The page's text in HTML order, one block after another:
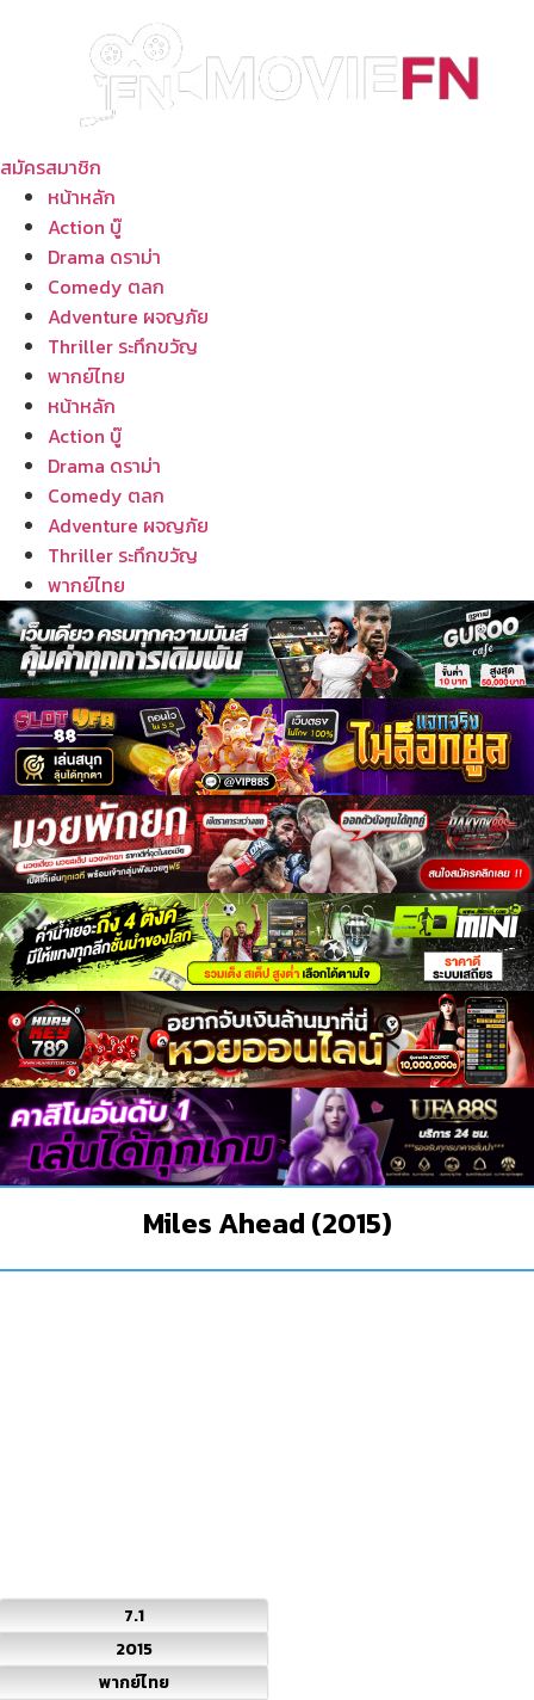
สมัครสมาชิก
หน้าหลัก
Action บู๊
Drama ดราม่า
Comedy ตลก
Adventure ผจญภัย
Thriller ระทึกขวัญ
พากย์ไทย
หน้าหลัก
Action บู๊
Drama ดราม่า
Comedy ตลก
Adventure ผจญภัย
Thriller ระทึกขวัญ
พากย์ไทย
Miles Ahead (2015)
7.1
2015
พากย์ไทย